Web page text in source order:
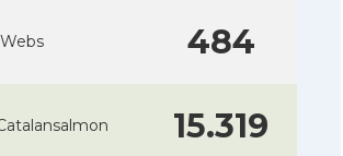
Webs 484
15.319